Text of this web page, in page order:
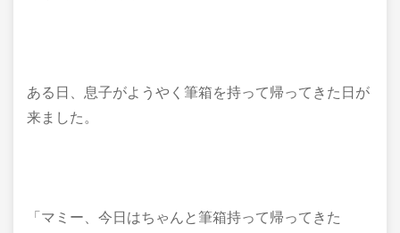
ある日、息子がようやく筆箱を持って帰ってきた日が
来ました。
「マミー、今日はちゃんと筆箱持って帰ってきた